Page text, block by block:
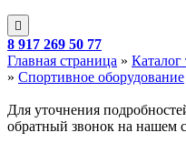
8 917 269 50 77
Главная страница » Каталог
» Спортивное оборудование
Для уточнения
обратный звонок на нашем